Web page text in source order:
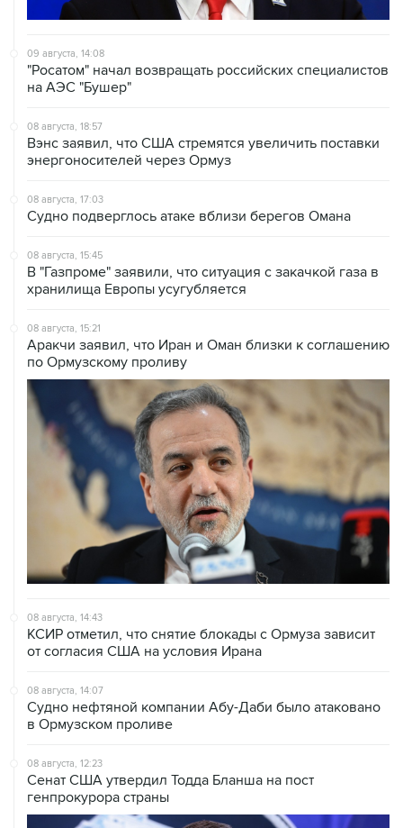
09 августа, 14:08
"Росатом" начал возвращать российских специалистов
на АЭС "Бушер"
08 августа, 18:57
Вэнс заявил, что США стремятся увеличить поставки
энергоносителей через Ормуз
08 августа, 17:03
Судно подверглось атаке вблизи берегов Омана
08 августа, 15:45
В "Газпроме" заявили, что ситуация с закачкой газа в
хранилища Европы усугубляется
08 августа, 15:21
Аракчи заявил, что Иран и Оман близки к соглашению
по Ормузскому проливу
08 августа, 14:43
КСИР отметил, что снятие блокады с Ормуза зависит
от согласия США на условия Ирана
08 августа, 14:07
Судно нефтяной компании Абу-Даби было атаковано
в Ормузском проливе
08 августа, 12:23
Сенат США утвердил Тодда Бланша на пост
генпрокурора страны